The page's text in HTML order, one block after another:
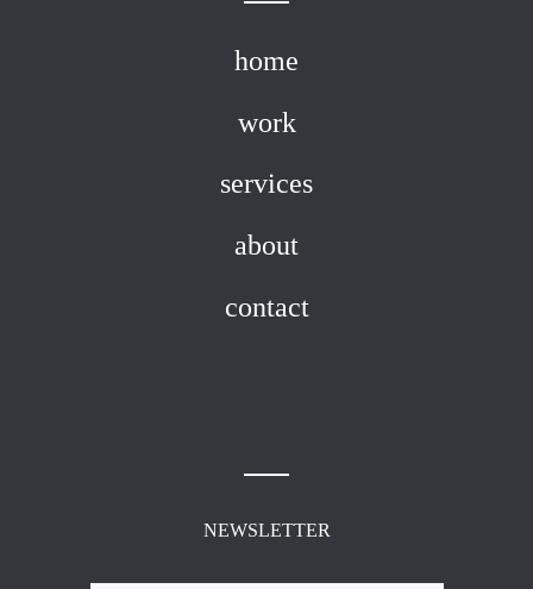
home
work
services
about
contact
NEWSLETTER